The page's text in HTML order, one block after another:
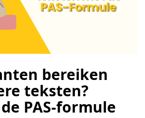
bereiken
teksten?
PAS-formule